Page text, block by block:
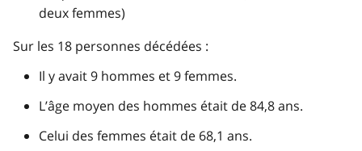
deux femmes)
Sur les 18 personnes décédées :
Il y avait 9 hommes et 9 femmes.
L’âge moyen des hommes était de 84,8 ans.
Celui des femmes était de 68,1 ans.